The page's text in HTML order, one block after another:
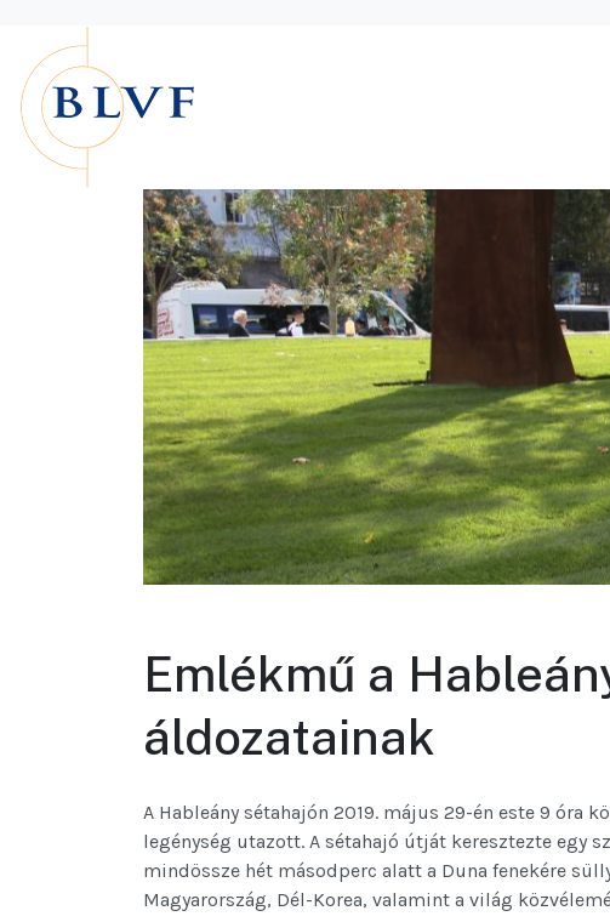
Emlékmű a
áldozatainak
A Hableány sétahajón 2019. május 29-én este 9
legénység utazott. A sétahajó útját keresztezte egy
mindössze hét másodperc alatt a Duna fenekére
Magyarország, Dél-Korea, valamint a világ